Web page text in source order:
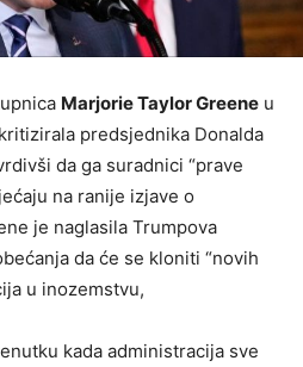
Marjorie Taylor Greene u
predsjednika Donalda
da ga suradnici “prave
na ranije izjave o
je naglasila Trumpova
da će se kloniti “novih
u inozemstvu,
kada administracija sve